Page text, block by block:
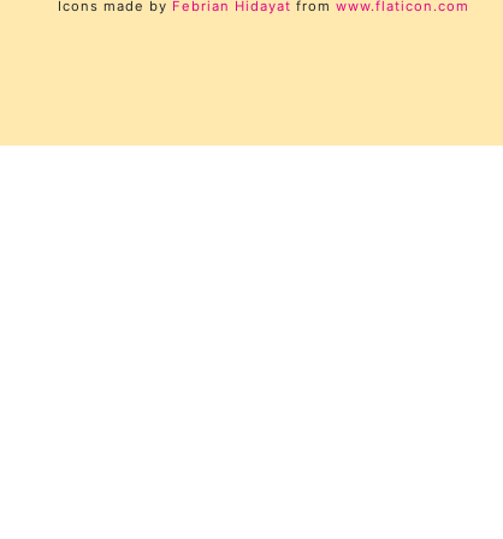
Icons made by Febrian Hidayat from www.flaticon.com